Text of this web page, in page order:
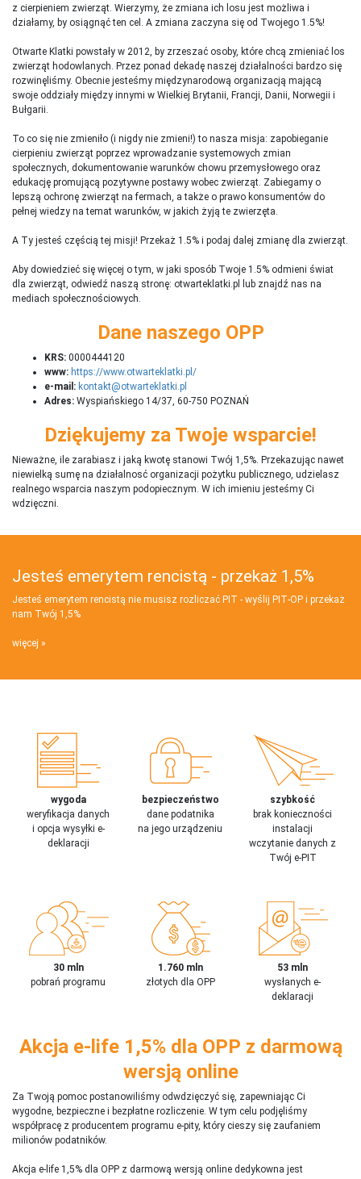
z cierpieniem zwierząt. Wierzymy, że zmiana ich losu jest możliwa i
działamy, by osiągnąć ten cel. A zmiana zaczyna się od Twojego 1.5%!
Otwarte Klatki powstały w 2012, by zrzeszać osoby, które chcą zmieniać los
zwierząt hodowlanych. Przez ponad dekadę naszej działalności bardzo się
rozwinęliśmy. Obecnie jesteśmy międzynarodową organizacją mającą
swoje oddziały między innymi w Wielkiej Brytanii, Francji, Danii, Norwegii i
Bułgarii.
To co się nie zmieniło (i nigdy nie zmieni!) to nasza misja: zapobieganie
cierpieniu zwierząt poprzez wprowadzanie systemowych zmian
społecznych, dokumentowanie warunków chowu przemysłowego oraz
edukację promującą pozytywne postawy wobec zwierząt. Zabiegamy o
lepszą ochronę zwierząt na fermach, a także o prawo konsumentów do
pełnej wiedzy na temat warunków, w jakich żyją te zwierzęta.
A Ty jesteś częścią tej misji! Przekaż 1.5% i podaj dalej zmianę dla zwierząt.
Aby dowiedzieć się więcej o tym, w jaki sposób Twoje 1.5% odmieni świat
dla zwierząt, odwiedź naszą stronę: otwarteklatki.pl lub znajdź nas na
mediach społecznościowych.
Dane naszego OPP
KRS: 0000444120
www: https://www.otwarteklatki.pl/
e-mail: kontakt@otwarteklatki.pl
Adres: Wyspiańskiego 14/37, 60-750 POZNAŃ
Dziękujemy za Twoje wsparcie!
Nieważne, ile zarabiasz i jaką kwotę stanowi Twój 1,5%. Przekazując nawet
niewielką sumę na działalnosć organizacji pożytku publicznego, udzielasz
realnego wsparcia naszym podopiecznym. W ich imieniu jesteśmy Ci
wdzięczni.
Jesteś emerytem rencistą - przekaż 1,5%
Jesteś emerytem rencistą nie musisz rozliczać PIT - wyślij PIT‑OP i przekaż
nam Twój 1,5%
więcej
wygoda
weryfikacja danych
i opcja wysyłki e-
deklaracji
bezpieczeństwo
dane podatnika
na jego urządzeniu
szybkość
brak konieczności
instalacji
wczytanie danych z
Twój e-PIT
30 mln
pobrań programu
1.760 mln
złotych dla OPP
53 mln
wysłanych e-
deklaracji
Akcja e-life 1,5% dla OPP z darmową
wersją online
Za Twoją pomoc postanowiliśmy odwdzięczyć się, zapewniając Ci
wygodne, bezpieczne i bezpłatne rozliczenie. W tym celu podjęliśmy
współpracę z producentem programu e-pity, który cieszy się zaufaniem
milionów podatników.
Akcja e-life 1,5% dla OPP z darmową wersją online dedykowna jest